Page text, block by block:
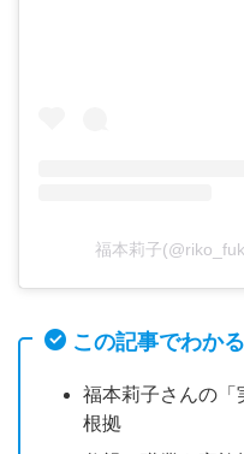
福本莉子
この記事でわか
福本莉子さんの「
根拠